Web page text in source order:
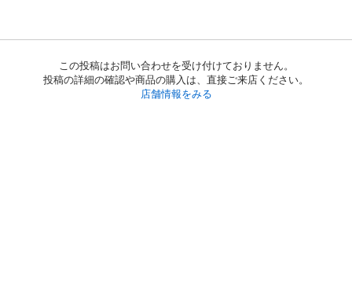
この投稿はお問い合わせを受け付けておりません。
投稿の詳細の確認や商品の購入は、直接ご来店ください。
店舗情報をみる